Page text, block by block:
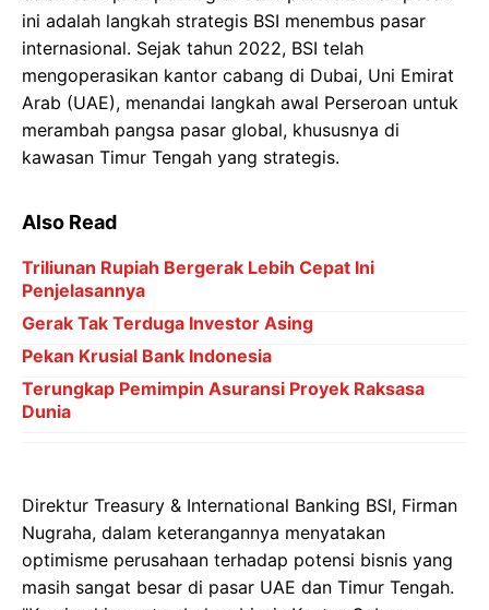
ini adalah langkah strategis BSI menembus pasar
internasional. Sejak tahun 2022, BSI telah
mengoperasikan kantor cabang di Dubai, Uni Emirat
Arab (UAE), menandai langkah awal Perseroan untuk
merambah pangsa pasar global, khususnya di
kawasan Timur Tengah yang strategis.
Also Read
Triliunan Rupiah Bergerak Lebih Cepat Ini
Penjelasannya
Gerak Tak Terduga Investor Asing
Pekan Krusial Bank Indonesia
Terungkap Pemimpin Asuransi Proyek Raksasa
Dunia
Direktur Treasury & International Banking BSI, Firman
Nugraha, dalam keterangannya menyatakan
optimisme perusahaan terhadap potensi bisnis yang
masih sangat besar di pasar UAE dan Timur Tengah.